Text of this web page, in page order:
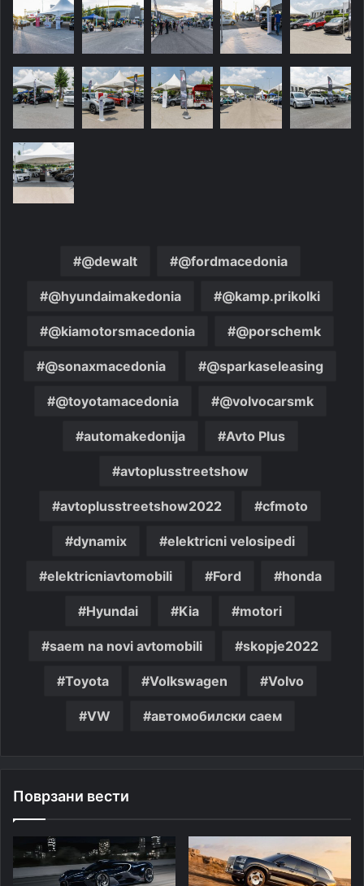
@dewalt @fordmacedonia
@hyundaimakedonia @kamp.prikolki
@kiamotorsmacedonia @porschemk
@sonaxmacedonia @sparkaseleasing
@toyotamacedonia @volvocarsmk
automakedonija Avto Plus
avtoplusstreetshow
avtoplusstreetshow2022 cfmoto
dynamix elektricni velosipedi
elektricniavtomobili Ford honda
Hyundai Kia motori
saem na novi avtomobili skopje2022
Toyota Volkswagen Volvo
VW автомобилски саем
Поврзани вести